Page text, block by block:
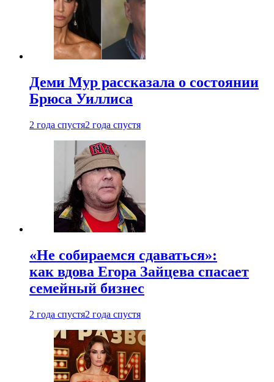
Деми Мур рассказала о состоянии
Брюса Уиллиса
2 года спустя2 года спустя
«Не собираемся сдаваться»:
как вдова Егора Зайцева спасает
семейный бизнес
2 года спустя2 года спустя